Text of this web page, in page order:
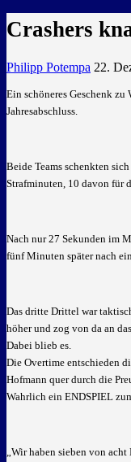
Crashers
Philipp Potempa 22.
Ein schöneres Geschenk
Jahresabschluss.
Beide Teams schenkten
Strafminuten, 10 davon für
Nach nur 27 Sekunden im
fünf Minuten später nach
Das dritte Drittel war
höher und zog von da an
Dabei blieb es.
Die Overtime entschieden
Hofmann quer durch die
Wahrlich ein ENDSPIEL
„Wir haben sieben von acht